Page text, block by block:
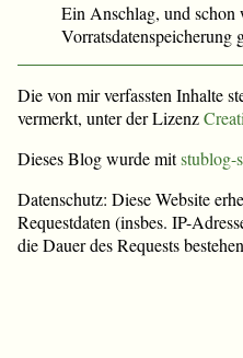
Ein Anschlag, und
Vorratsdatenspeicherung
Die von mir verfassten Inhalte
vermerkt, unter der Lizenz
Dieses Blog wurde mitstublog-
Datenschutz: Diese Website
Requestdaten (insbes. IP-
die Dauer des Requests